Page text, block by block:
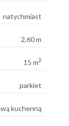
natychmiast
2,60 m
15 m2
parkiet
kuchenną